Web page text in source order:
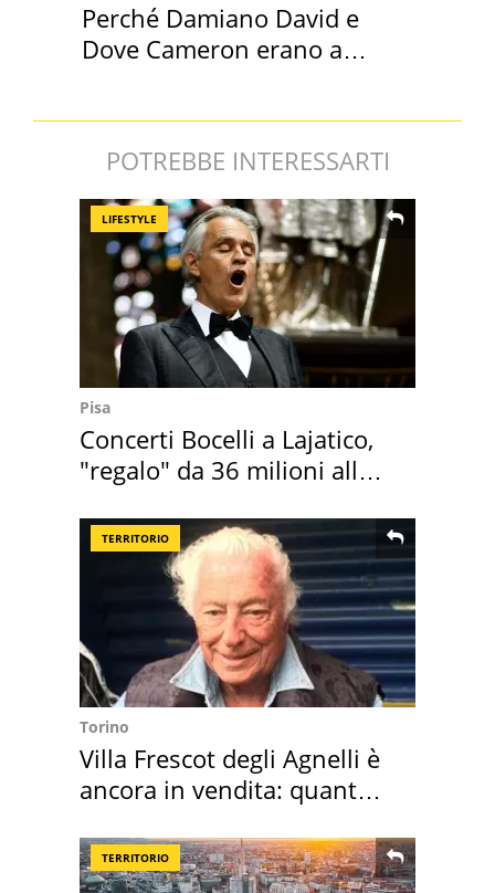
Perché Damiano David e
Dove Cameron erano a
POTREBBE INTERESSARTI
LIFESTYLE
Pisa
Concerti Bocelli a Lajatico,
"regalo" da 36 milioni alla
TERRITORIO
Torino
Villa Frescot degli Agnelli è
ancora in vendita: quanto
TERRITORIO